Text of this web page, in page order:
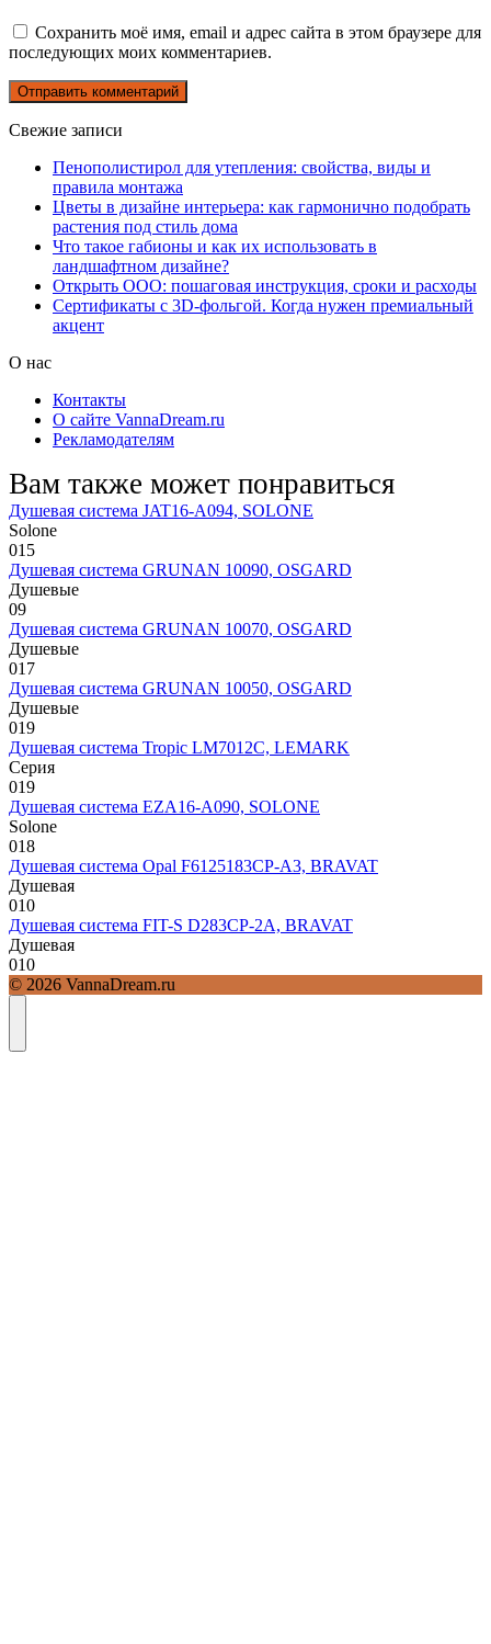
Сохранить моё имя, email и адрес сайта в этом браузере для
последующих моих комментариев.
Свежие записи
Пенополистирол для утепления: свойства, виды и
правила монтажа
Цветы в дизайне интерьера: как гармонично подобрать
растения под стиль дома
Что такое габионы и как их использовать в
ландшафтном дизайне?
Открыть ООО: пошаговая инструкция, сроки и расходы
Сертификаты с 3D-фольгой. Когда нужен премиальный
акцент
О нас
Контакты
О сайте VannaDream.ru
Рекламодателям
Вам также может понравиться
Душевая система JAT16-A094, SOLONE
Solone
015
Душевая система GRUNAN 10090, OSGARD
Душевые
09
Душевая система GRUNAN 10070, OSGARD
Душевые
017
Душевая система GRUNAN 10050, OSGARD
Душевые
019
Душевая система Tropic LM7012C, LEMARK
Серия
019
Душевая система EZA16-A090, SOLONE
Solone
018
Душевая система Opal F6125183CP-A3, BRAVAT
Душевая
010
Душевая система FIT-S D283CP-2A, BRAVAT
Душевая
010
© 2026 VannaDream.ru